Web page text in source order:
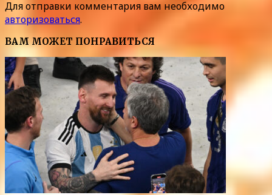
Для отправки комментария вам необходимо
авторизоваться.
ВАМ МОЖЕТ ПОНРАВИТЬСЯ